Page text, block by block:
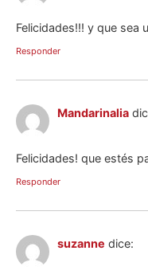
Felicidades!!! y que sea
Responder
Mandarinalia
Felicidades! que estés
Responder
suzanne dice: